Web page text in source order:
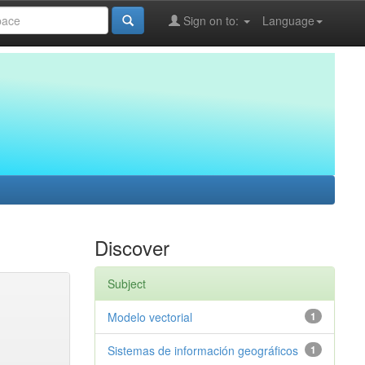
Language
Sign on to:
Discover
Subject
1
Modelo vectorial
1
Sistemas de información geográficos